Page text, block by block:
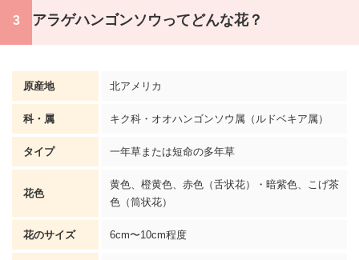
アラゲハンゴンソウってどんな花？
原産地 北アメリカ
科・属 キク科・オオハンゴンソウ属（ルドベキア属）
タイプ 一年草または短命の多年草
花色
黄色、橙黄色、赤色（舌状花）・暗紫色、こげ茶
色（筒状花）
花のサイズ 6cm〜10cm程度